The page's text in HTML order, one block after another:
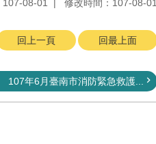
107-08-01 修改時間：107-08-01
回上一頁 回最上面
107年6月臺南市消防緊急救護...